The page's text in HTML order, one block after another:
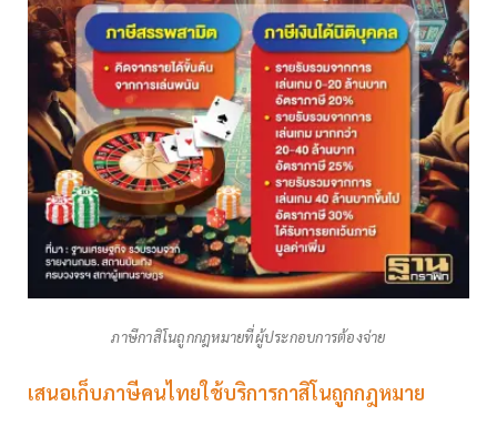
ภาษีกาสิโนถูกกฎหมายที่ผู้ประกอบการต้องจ่าย
เสนอเก็บภาษีคนไทยใช้บริการกาสิโนถูกกฎหมาย